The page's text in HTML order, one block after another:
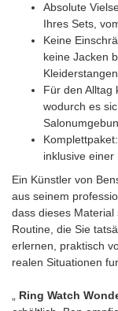
Absolute
Ihres Sets,
Keine
keine Jacken
Für den Alltag
wodurch es
inklusive einer
Ein Künstler von
aus seinem
dass dieses Material
Routine, die Sie
erlernen, praktisch
realen Situationen
Ring Watch